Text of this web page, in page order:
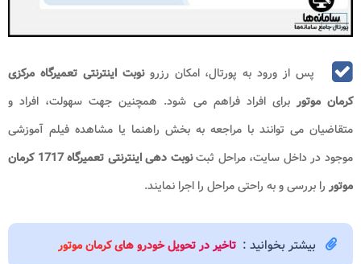
پس از ورود به پورتال، امکان رزرونوبت اینترنتی تعمیرگاه مرکزی
کرمان موتوربرای افراد فراهم می شود. همچنین جهت سهولت، افراد و
متقاضیان می توانند با مراجعه به بخش راهنما یا مشاهده فیلم آموزشی
موجود در داخل سایت، مراحل ثبت
نوبت دهی اینترنتی تعمیرگاه 1717 کرمان
موتوررا بررسی و به راحتی مراحل را اجرا نمایند.
بیشتر بخوانید : تاخیر در تحویل خودرو های کرمان موتور